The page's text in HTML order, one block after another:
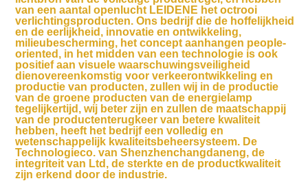
van een aantal openlucht LEIDENE het octrooi
verlichtingsproducten. Ons bedrijf die de hoffelijkheid
en de eerlijkheid, innovatie en ontwikkeling,
milieubescherming, het concept aanhangen people-
oriented, in het midden van een technologie is ook
positief aan visuele waarschuwingsveiligheid
dienovereenkomstig voor verkeerontwikkeling en
productie van producten, zullen wij in de productie
van de groene producten van de energielamp
tegelijkertijd, wij beter zijn en zullen de maatschappij
van de productenterugkeer van betere kwaliteit
hebben, heeft het bedrijf een volledig en
wetenschappelijk kwaliteitsbeheersysteem. De
Technologieco. van Shenzhenchangdaneng, de
integriteit van Ltd, de sterkte en de productkwaliteit
zijn erkend door de industrie.